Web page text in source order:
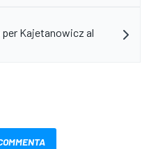
Kajetanowicz al